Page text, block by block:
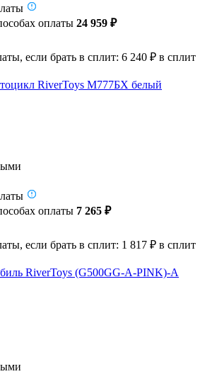
оплаты 24 959 ₽
если брать в сплит: 6 240 ₽ в сплит
RiverToys М777БХ белый
оплаты 7 265 ₽
если брать в сплит: 1 817 ₽ в сплит
RiverToys (G500GG-A-PINK)-A